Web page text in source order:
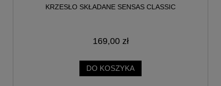
KRZESŁO SKŁADANE SENSAS CLASSIC
169,00 zł
DO KOSZYKA